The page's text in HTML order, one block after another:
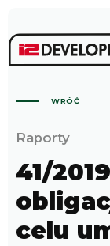
WRÓĆ
Raporty
41/
celu